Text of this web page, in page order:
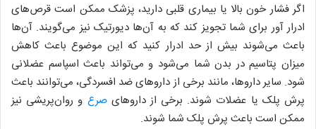
اگر فشار خون بالا یا بیماری قلبی دارید، پزشک ممکن است قرص‌های
ادرار آور برای شما تجویز کند که به آن‌ها دیورتیک نیز می‌گویند. آن‌ها
باعث می‌شوند بیش از حد ادرار کنید که این موضوع باعث کاهش
میزان پتاسیم در بدن شما می‌شود و می‌تواند باعث اسپاسم عضلانی
شود. سایر دارو‌ها، مانند برخی از دارو‌های ضد افسردگی، می‌توانند باعث
پرش پلک یا عضلات شوند. برخی از دارو‌هایصرع و روان‌پریشی نیز
ممکن است باعث پرش پلک شما شوند.